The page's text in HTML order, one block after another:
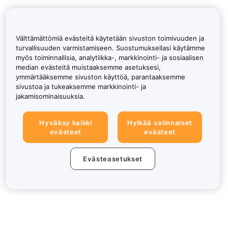
Välttämättömiä evästeitä käytetään sivuston toimivuuden ja
turvallisuuden varmistamiseen. Suostumuksellasi käytämme
myös toiminnallisia, analytiikka-, markkinointi- ja sosiaalisen
median evästeitä muistaaksemme asetuksesi,
ymmärtääksemme sivuston käyttöä, parantaaksemme
sivustoa ja tukeaksemme markkinointi- ja
jakamisominaisuuksia.
Hyväksy kaikki
evästeet
Hylkää valinnaiset
evästeet
Evästeasetukset